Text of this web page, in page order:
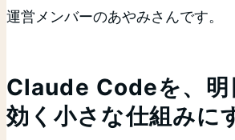
運営メンバーのあやみさんです。
Claude Codeを、明
効く小さな仕組みに